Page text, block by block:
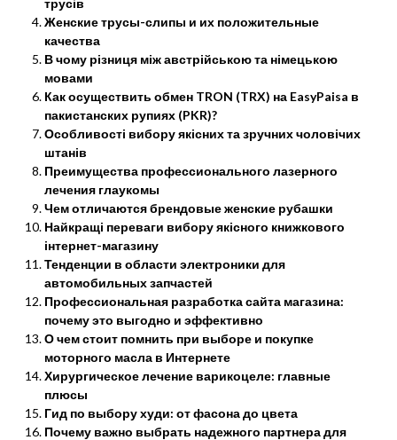
Женские трусы-слипы и их положительные
качества
В чому різниця між австрійською та німецькою
мовами
Как осуществить обмен TRON (TRX) на EasyPaisa в
пакистанских рупиях (PKR)?
Особливості вибору якісних та зручних чоловічих
штанів
Преимущества профессионального лазерного
лечения глаукомы
Чем отличаются брендовые женские рубашки
Найкращі переваги вибору якісного книжкового
інтернет-магазину
Тенденции в области электроники для
автомобильных запчастей
Профессиональная разработка сайта магазина:
почему это выгодно и эффективно
О чем стоит помнить при выборе и покупке
моторного масла в Интернете
Хирургическое лечение варикоцеле: главные
плюсы
Гид по выбору худи: от фасона до цвета
Почему важно выбрать надежного партнера для